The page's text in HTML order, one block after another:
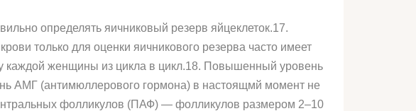
определять яичниковый резерв яйцеклеток.17.
только для оценки яичникового резерва часто имеет
у каждой женщины из цикла в цикл.18. Повышенный уровень
АМГ (антимюллерового гормона) в настоящмй момент не
фолликулов (ПАФ) — фолликулов размером 2–10